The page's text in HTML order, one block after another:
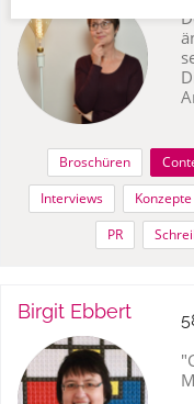
Broschüren
Interviews
Konzepte
PR
Birgit Ebbert